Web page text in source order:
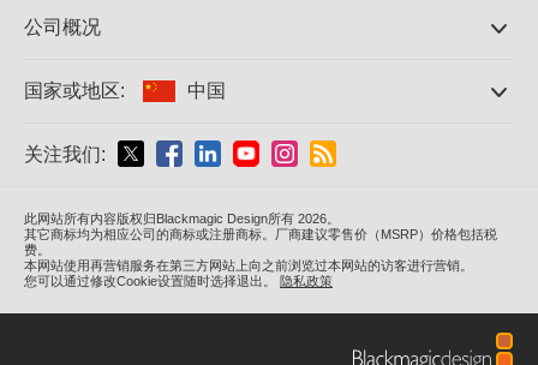
采集和输出
格式转换
监看
信号分配
流媒体直播及编码
公司概况
关于我们
媒体
国家或地区: 中国
请选择国家或地区
Australia
Austria
关注我们:
此网站所有内容版权归Blackmagic Design所有 2026。
其它商标均为相应公司的商标或注册商标。厂商建议零售价（MSRP）价格包括税
费。
本网站使用再营销服务在第三方网站上向之前浏览过本网站的访客进行营销。
您可以通过修改Cookie设置随时选择退出。 隐私政策